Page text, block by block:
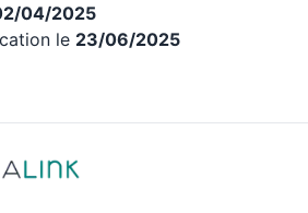
04/2025
le 23/06/2025